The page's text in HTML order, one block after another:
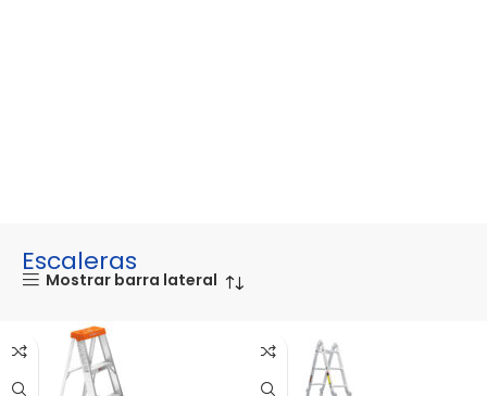
Escaleras
Mostrar barra lateral